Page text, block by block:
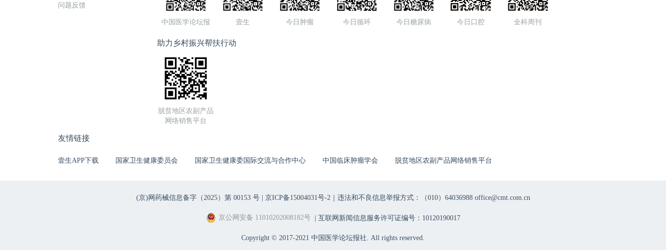
问题反馈
中国医学论坛报 壹生 今日肿瘤 今日循环 今日糖尿病 今日口腔 全科周刊
助力乡村振兴帮扶行动
脱贫地区农副产品
网络销售平台
友情链接
壹生APP下载 国家卫生健康委员会 国家卫生健康委国际交流与合作中心 中国临床肿瘤学会 脱贫地区农副产品网络销售平台
(京)网药械信息备字（2025）第 00153 号 | 京ICP备15004031号-2｜违法和不良信息举报方式：（010）64036988 office@cmt.com.cn
京公网安备 11010202008182号| 互联网新闻信息服务许可证编号：10120190017
Copyright © 2017-2021 中国医学论坛报社. All rights reserved.